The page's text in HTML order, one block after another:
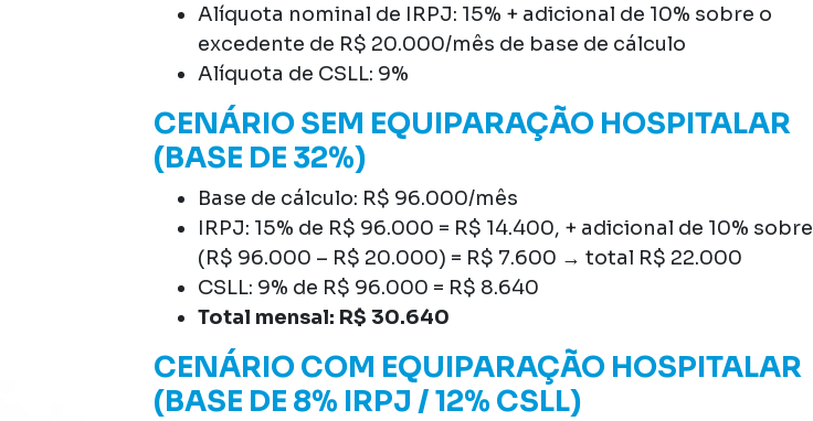
Alíquota nominal de IRPJ: 15% + adicional de 10% sobre o
excedente de R$ 20.000/mês de base de cálculo
Alíquota de CSLL: 9%
CENÁRIO SEM EQUIPARAÇÃO HOSPITALAR
(BASE DE 32%)
Base de cálculo: R$ 96.000/mês
IRPJ: 15% de R$ 96.000 = R$ 14.400, + adicional de 10% sobre
(R$ 96.000 – R$ 20.000) = R$ 7.600 → total R$ 22.000
CSLL: 9% de R$ 96.000 = R$ 8.640
Total mensal: R$ 30.640
CENÁRIO COM EQUIPARAÇÃO HOSPITALAR
(BASE DE 8% IRPJ / 12% CSLL)